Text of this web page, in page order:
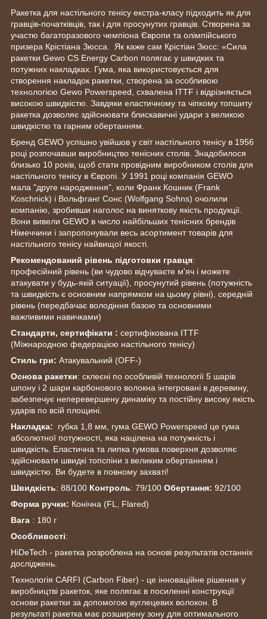
Ракетка для настільного тенісу екстра-класу підходить як для
гравців-початківців, так і для просунутих гравців. Створена за
участю багаторазового чемпіона Європи та олімпійського
призера Крістіана Зюсса. Як каже сам Крістіан Зюсс: «Сила
ракетки Gewo CS Energy Carbon полягає у швидких та
потужних накладках. Гума, яка використовується для
створення накладок ракетки, створена за особливою
технологією Gewo Powerspeed, схвалена ITTF і відрізняється
високою швидкістю. Завдяки еластичному та чіпкому топшиту
ракетка дозволяє здійснювати блискавичні удари з великою
швидкістю та гарним обертанням.
Бренд GEWO успішно увійшов у світ настільного тенісу в 1956
році розпочавши виробництво тенісних столів. Знадобилося
близько 10 років, щоб стати провідним виробником столів для
настільного тенісу в Європі. У 1991 році компанія GEWO
мала "друге народження", коли Франк Кошник (Frank
Koschnick) і Вольфганг Сонс (Wolfgang Sohns) очолили
компанію, зробивши наголос на виняткову якість продукції.
Вони вивели GEWO в число найбільших тенісних брендів
Німеччини і запропонували весь асортимент товарів для
настільного тенісу найвищої якості.
Рекомендований рівень підготовки гравця:
професійний рівень (ви чудово відчуваєте м'яч і можете
атакувати у будь-якій ситуації), просунутий рівень (потужність
та швидкість є основним напрямком на цьому рівні), середній
рівень (передбачає володіння базою та основними
важливими навичками)
Стандарти, сертифікати : сертифікована ITTF
(Міжнародною федерацією настільного тенісу)
Стиль гри: Атакувальний (OFF-)
Основа ракетки: склеєні по особливій технології 5 шарів
шпону і 2 шари карбонового волокна інтегровані в деревину,
забезпечує неперевершену динаміку та постійну високу якість
ударів по всій площині.
Накладка: губка 1,8 мм, гума GEWO Powerspeed це гума
абсолютної потужності, яка націлена на потужність і
швидкість. Еластична та липка гумова поверхня дозволяє
здійснювати швидкі топспіни з великим обертанням і
швидкістю. Ви будете в повному захваті!
Швидкість: 88/100 Контроль: 79/100 Обертання: 92/100
Форма ручки: Конічна (FL, Flared)
Вага : 180 г
Особливості:
HiDeTech - ракетка розроблена на основі результатів останніх
досліджень.
Технологія CARFI (Carbon Fiber) - це інноваційне рішення у
виробництві ракеток, яке полягає в посиленні конструкції
основи ракетки за допомогою вуглецевих волокон. В
результаті ракетка має розширену зону для оптимального